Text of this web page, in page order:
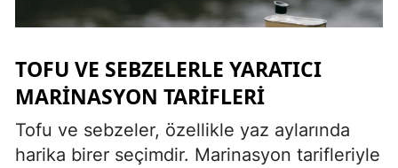
Kilis
Düzce
TOFU VE SEBZELERLE YARATICI
MARINASYON TARIFLERI
Tofu ve sebzeler, özellikle yaz aylarında
harika birer seçimdir. Marinasyon tarifleriyle